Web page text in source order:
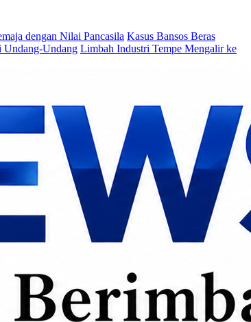
dengan Nilai Pancasila Kasus Bansos Beras
Undang-Undang Limbah Industri Tempe Mengalir ke